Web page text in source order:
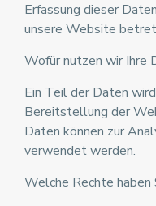
Erfassung dieser
unsere Website
Wofür nutzen wir Ihre
Ein Teil der Daten
Bereitstellung der
Daten können zur
verwendet werden.
Welche Rechte haben